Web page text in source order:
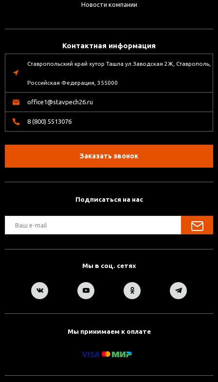
Новости компании
Контактная информация
Ставропольский край хутор Ташла ул.Заводская 2Ж, Ставрополь,
Российская Федерация, 355000
office1@stavpech26.ru
8 (800) 5513076
Заказать звонок
Подписаться на нас
Мы в соц. сетях
Мы принимаем к оплате